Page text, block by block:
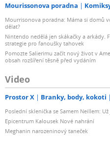
Mourissonova poradna
Mourrisonova poradna: Máma si domů
dělat?
Nintendo nedělá jen skákačky a arkády.
strategie pro fanoušky tahovek
Pomozte Salierimu začít nový život v
obsah rozšíření těsně před vydáním
Video
Prostor X Branky, body, kokoti
Poslední sklenička se Samem Neillem:
Epicentrum Kalousek Nové nahrání
Meghanin narozeninový taneček